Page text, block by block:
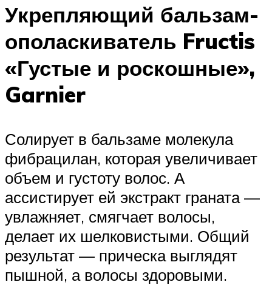
Укрепляющий бальзам-
ополаскиватель Fructis
«Густые и роскошные»,
Garnier
Солирует в бальзаме молекула
фибрацилан, которая увеличивает
объем и густоту волос. А
ассистирует ей экстракт граната —
увлажняет, смягчает волосы,
делает их шелковистыми. Общий
результат — прическа выглядят
пышной, а волосы здоровыми.